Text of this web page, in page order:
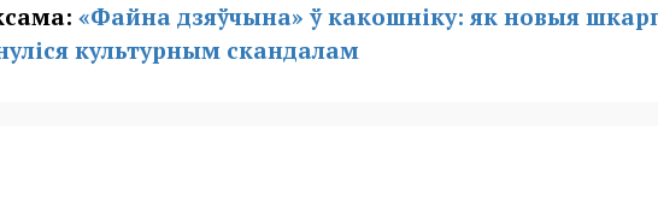
«Файна дзяўчына» ў какошніку: як новыя
культурным скандалам